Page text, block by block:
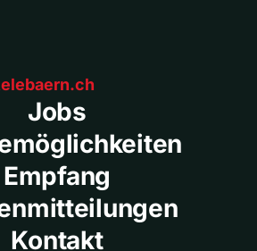
Jobs
Empfang
Kontakt